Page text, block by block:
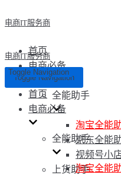
电商IT服务商
首页
电商必备
全能助手
淘宝全能
京东全能
视频号小
上货助手
电商IT服务商
Toggle Navigation
Toggle Navigation
首页
电商必备
全能助手
淘宝全能